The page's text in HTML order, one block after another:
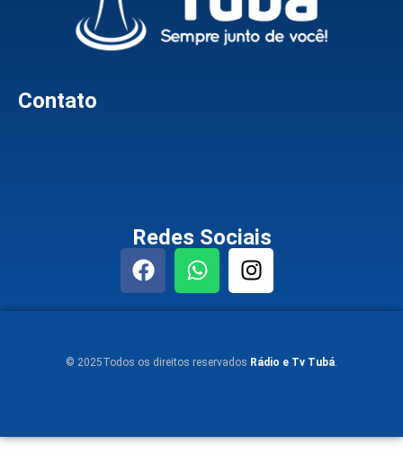
Contato
Redes Sociais
© 2025Todos os direitos reservados Rádio e Tv Tubá.